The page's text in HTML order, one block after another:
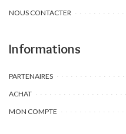
NOUS CONTACTER
Informations
PARTENAIRES
ACHAT
MON COMPTE